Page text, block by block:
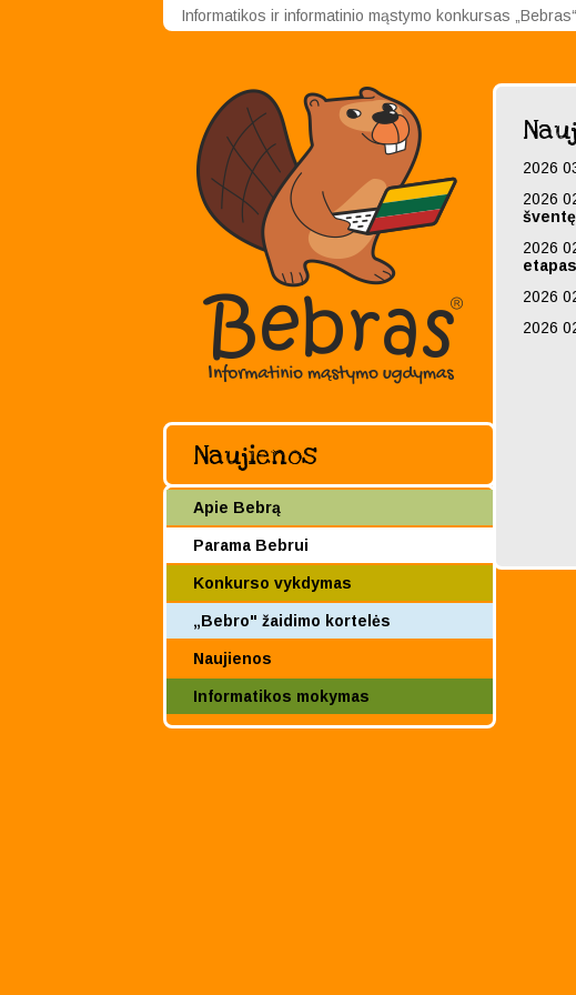
Informatikos ir informatinio mąstymo konkursas „Bebras“
Naujienos
Apie Bebrą
Parama Bebrui
Konkurso vykdymas
„Bebro" žaidimo kortelės
Naujienos
Informatikos mokymas
2026
2026
šventę
2026
etapas
2026
2026